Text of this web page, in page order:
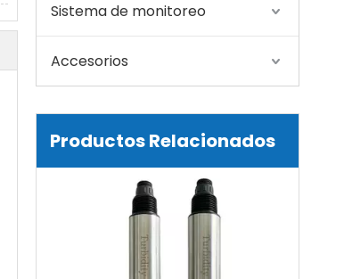
Sistema de monitoreo
Accesorios
Productos Relacionados